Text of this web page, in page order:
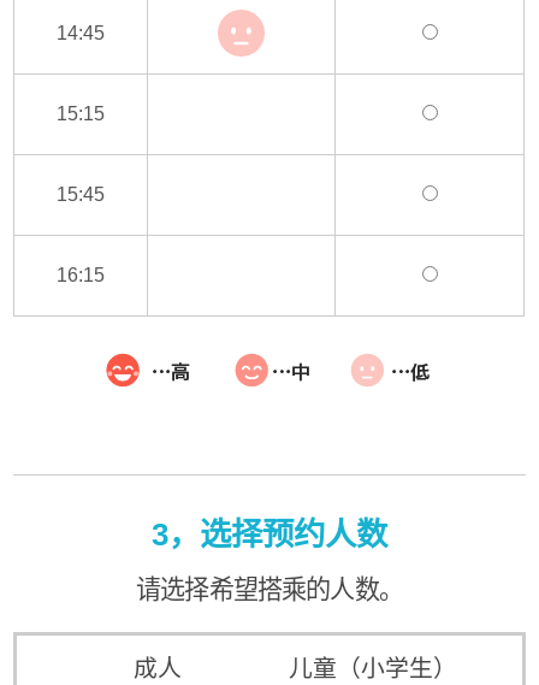
14:45
15:15
15:45
16:15
3，选择预约人数
请选择希望搭乘的人数。
成人 儿童（小学生）